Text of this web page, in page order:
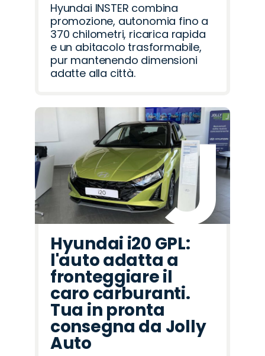
Hyundai INSTER combina
promozione, autonomia fino a
370 chilometri, ricarica rapida
e un abitacolo trasformabile,
pur mantenendo dimensioni
adatte alla città.
Hyundai i20 GPL:
l'auto adatta a
fronteggiare il
caro carburanti.
Tua in pronta
consegna da Jolly
Auto